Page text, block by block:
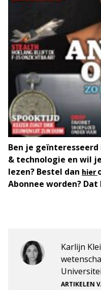
Ben je
& technologie en wil
lezen? Bestel dan hier
Abonnee worden? Dat
Karlijn
ARTIKELEN